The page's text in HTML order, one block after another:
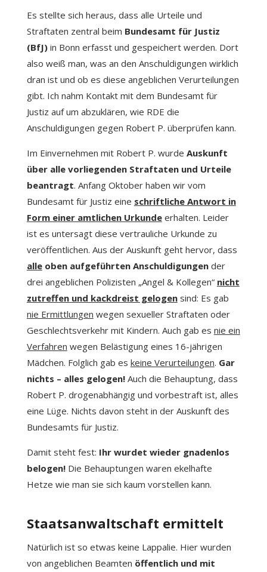
Es stellte sich heraus, dass alle Urteile und
Straftaten zentral beim Bundesamt für Justiz
(BfJ)in Bonn erfasst und gespeichert werden. Dort
also weiß man, was an den Anschuldigungen wirklich
dran ist und ob es diese angeblichen Verurteilungen
gibt. Ich nahm Kontakt mit dem Bundesamt für
Justiz auf um abzuklären, wie RDE die
Anschuldigungen gegen Robert P. überprüfen kann.
Im Einvernehmen mit Robert P. wurde Auskunft
über alle vorliegenden Straftaten und Urteile
beantragt. Anfang Oktober haben wir vom
Bundesamt für Justiz eine schriftliche Antwort in
Form einer amtlichen Urkundeerhalten. Leider
ist es untersagt diese vertrauliche Urkunde zu
veröffentlichen. Aus der Auskunft geht hervor, dass
alleoben aufgeführten Anschuldigungender
drei angeblichen Polizisten „Angel & Kollegen“ nicht
zutreffen und kackdreist gelogensind: Es gab
nie Ermittlungen wegen sexueller Straftaten oder
Geschlechtsverkehr mit Kindern. Auch gab es nie ein
Verfahren wegen Belästigung eines 16-jährigen
Mädchen. Folglich gab es keine Verurteilungen. Gar
nichts – alles gelogen!Auch die Behauptung, dass
Robert P. drogenabhängig und vorbestraft ist, alles
eine Lüge. Nichts davon steht in der Auskunft des
Bundesamts für Justiz.
Damit steht fest: Ihr wurdet wieder gnadenlos
belogen!Die Behauptungen waren ekelhafte
Hetze wie man sie sich kaum vorstellen kann.
Staatsanwaltschaft ermittelt
Natürlich ist so etwas keine Lappalie. Hier wurden
von angeblichen Beamten öffentlich und mit